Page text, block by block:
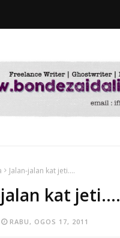
Jalan-jalan kat jeti....
jalan kat jeti....
RABU, OGOS 17, 2011